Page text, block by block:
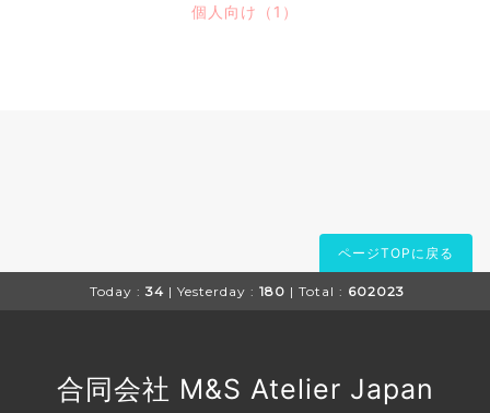
個人向け（1）
ページTOPに戻る
Today : 34 | Yesterday : 180 | Total : 602023
合同会社 M&S Atelier Japan